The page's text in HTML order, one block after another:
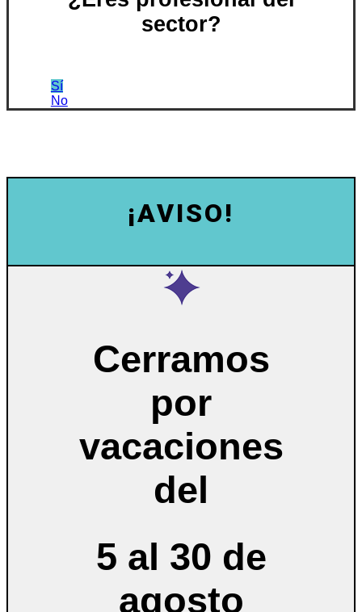
sector?
Sí
No
¡AVISO!
Cerramos
por
vacaciones
del
5 al 30 de
agosto